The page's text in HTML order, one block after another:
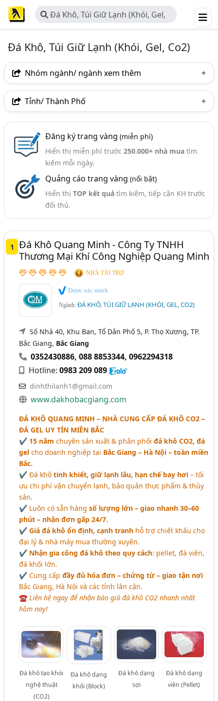
Đá Khô, Túi Giữ Lạnh (Khói, Gel,
Co2)
Đá Khô, Túi Giữ Lạnh (Khói, Gel, Co2)
Nhóm ngành/ ngành xem thêm
Ngành nghề
Ngành xem thêm
Điện Lạnh Công Nghiệp - Thiết Bị Và Hệ Thống Điện
Lạnh Công Nghiệp (752)
Khí Công Nghiệp - Sản Xuất Và Phân Phối (Khí Nito,
Hydro,..Và Thiết Bị) (338)
Thiết Bị Lạnh Ngành Thực Phẩm (15)
Thùng Xe Đông Lạnh (8)
Tỉnh/ Thành Phố
Bình Dương
Tp. Đà Nẵng
TP. Hải Phòng
Bà Rịa-Vũng Tàu
Bắc Ninh
Thái Nguyên
Thanh Hóa
Bắc Giang
Hải Dương
Long An
Đăng ký trang vàng (miễn phí)
Hiển thị miễn phí trước 250.000+ nhà muatìm
kiếm mỗi ngày.
Quảng cáo trang vàng (nổi bật)
Hiển thị TOP kết quảtìm kiếm, tiếp cận KH trước
đối thủ.
1
Đá Khô Quang Minh - Công Ty TNHH
Thương Mại Khí Công Nghiệp Quang Minh
NHÀ TÀI TRỢ
Được xác minh
Ngành:ĐÁ KHÔ, TÚI GIỮ LẠNH (KHÓI, GEL, CO2)
Số Nhà 40, Khu Ban, Tổ Dân Phố 5, P. Thọ Xương, TP.
Bắc Giang, Bắc Giang
0352430886,088 8853344,0962294318
Hotline:0983 209 089
dinhthilanh1@gmail.com
www.dakhobacgiang.com
ĐÁ KHÔ QUANG MINH – NHÀ CUNG CẤP ĐÁ KHÔ CO2 –
ĐÁ GEL UY TÍN MIỀN BẮC
✔ 15 năm chuyên sản xuất & phân phốiđá khô CO2, đá
gel cho doanh nghiệp tại Bắc Giang – Hà Nội – toàn miền
Bắc.
✔ Đá khôtinh khiết, giữ lạnh lâu, hạn chế bay hơi – tối
ưu chi phí vận chuyển lạnh, bảo quản thực phẩm & thủy
sản.
✔ Luôn có sẵn hàngsố lượng lớn – giao nhanh 30–60
phút – nhận đơn gấp 24/7.
✔Giá đá khô ổn định, cạnh tranh hỗ trợ chiết khấu cho
đại lý & nhà máy mua thường xuyên.
✔ Nhận gia công đá khô theo quy cách: pellet, đá viên,
đá khối lớn.
✔ Cung cấpđầy đủ hóa đơn – chứng từ – giao tận nơi
Bắc Giang, Hà Nội và các tỉnh lân cận.
☎Liên hệ ngay để nhận báo giá đá khô CO2 nhanh nhất
hôm nay!
Đá khô tạo khói
nghệ thuật
(CO2)
Đá khô dạng
khối (Block)
Đá khô dạng
sợi
Đá khô dạng
viên (Pellet)